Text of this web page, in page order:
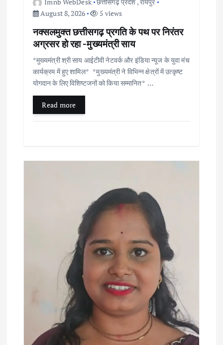
August 8, 2026
5 views
नक्सलमुक्त छत्तीसगढ़ प्रगति के पथ पर निरंतर
अग्रसर हो रहा -मुख्यमंत्री साय
*मुख्यमंत्री श्री साय आईटीवी नेटवर्क और इंडिया न्यूज के युवा मंच
कार्यक्रम में हुए शामिल* *मुख्यमंत्री ने विभिन्न क्षेत्रों में उत्कृष्ट
योगदान के लिए विशिष्टजनों को किया सम्मानित* …
Read more